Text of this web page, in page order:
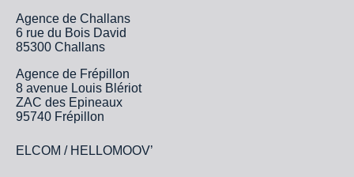
Agence de Challans
6 rue du Bois David
85300 Challans
Agence de Frépillon
8 avenue Louis Blériot
ZAC des Epineaux
95740 Frépillon
ELCOM / HELLOMOOV’